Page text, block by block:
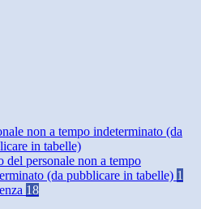
non a tempo indeterminato (da
in tabelle)
del personale non a tempo
(da pubblicare in tabelle) 1
18